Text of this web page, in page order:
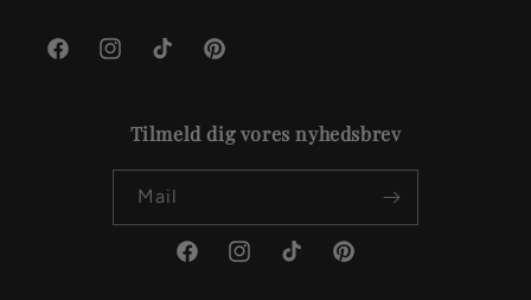
FacebookInstagramTikTok Pinterest
Tilmeld dig vores nyhedsbrev
Mail
FacebookInstagramTikTok Pinterest